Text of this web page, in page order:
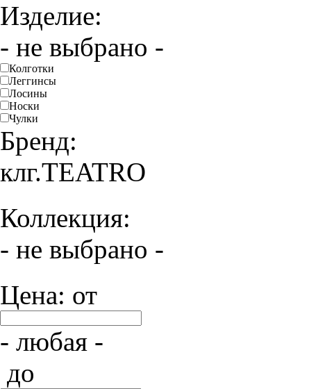
Изделие:
- не выбрано -
Колготки
Леггинсы
Лосины
Носки
Чулки
Бренд:
клг.TEATRO
Коллекция:
- не выбрано -
Цена: от
- любая -
до